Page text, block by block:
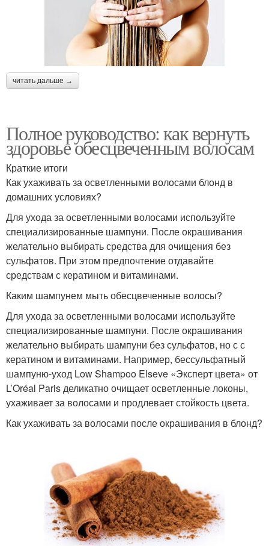
читать дальше →
Полное руководство: как вернуть
здоровье обесцвеченным волосам
Краткие итоги
Как ухаживать за осветленными волосами блонд в
домашних условиях?
Для ухода за осветленными волосами используйте
специализированные шампуни. После окрашивания
желательно выбирать средства для очищения без
сульфатов. При этом предпочтение отдавайте
средствам с кератином и витаминами.
Каким шампунем мыть обесцвеченные волосы?
Для ухода за осветленными волосами используйте
специализированные шампуни. После окрашивания
желательно выбирать шампуни без сульфатов, но с с
кератином и витаминами. Например, бессульфатный
шампуню-уход Low Shampoo Elseve «Эксперт цвета» от
L’Oréal Paris деликатно очищает осветленные локоны,
ухаживает за волосами и продлевает стойкость цвета.
Как ухаживать за волосами после окрашивания в блонд?